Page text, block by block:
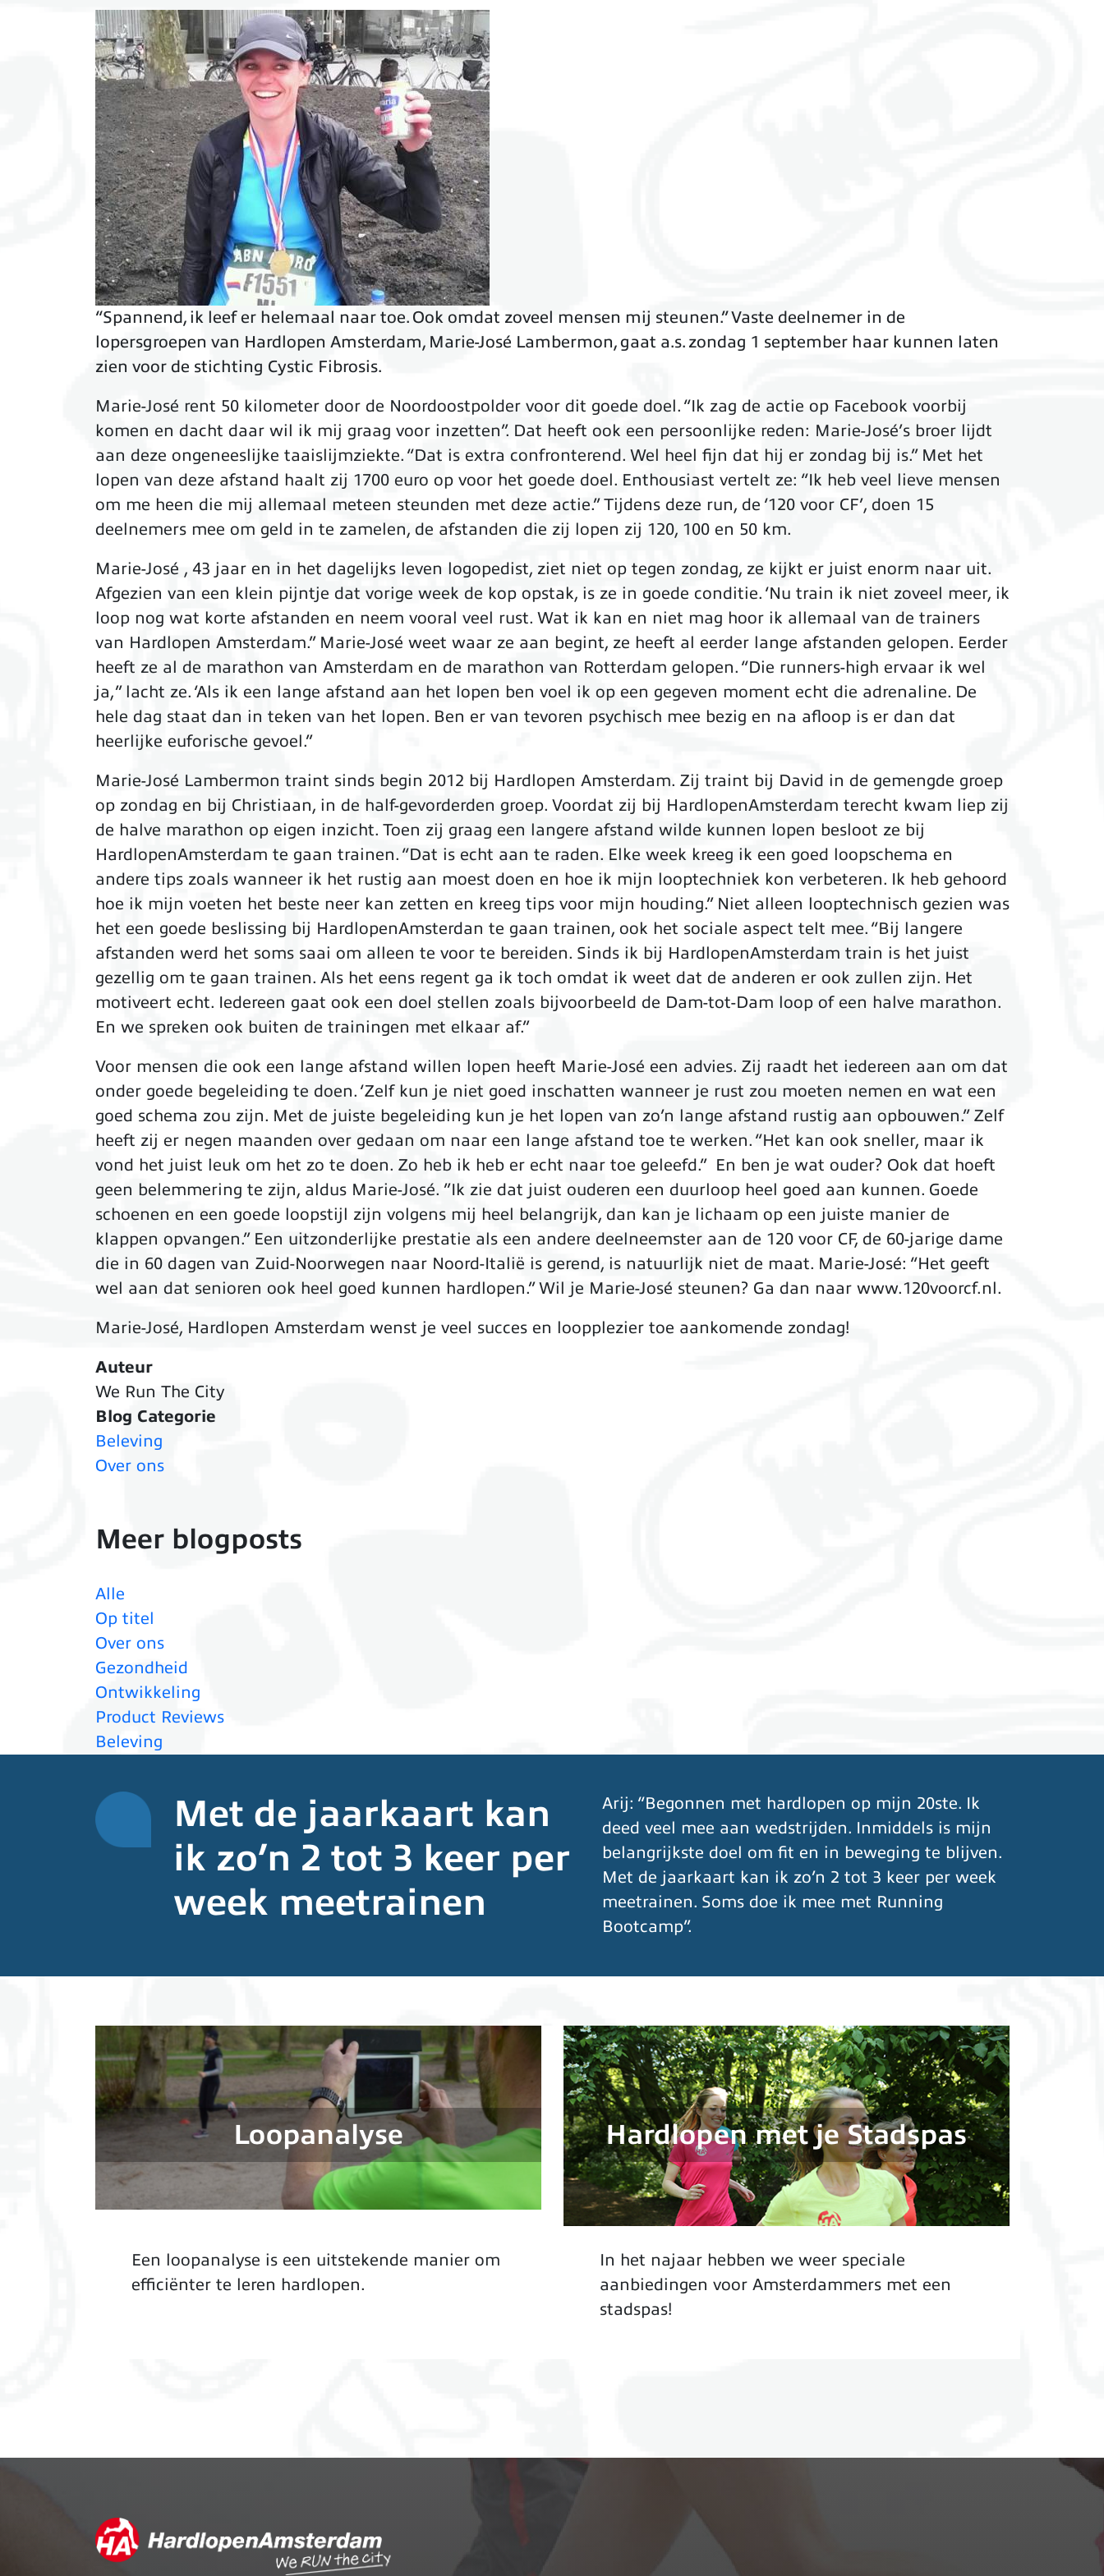
“Spannend, ik leef er helemaal naar toe. Ook omdat zoveel mensen mij steunen.” Vaste deelnemer in de
lopersgroepen van Hardlopen Amsterdam, Marie-José Lambermon, gaat a.s. zondag 1 september haar kunnen laten
zien voor de stichting Cystic Fibrosis.
Marie-José rent 50 kilometer door de Noordoostpolder voor dit goede doel. “Ik zag de actie op Facebook voorbij
komen en dacht daar wil ik mij graag voor inzetten”. Dat heeft ook een persoonlijke reden: Marie-José’s broer lijdt
aan deze ongeneeslijke taaislijmziekte. “Dat is extra confronterend. Wel heel fijn dat hij er zondag bij is.” Met het
lopen van deze afstand haalt zij 1700 euro op voor het goede doel. Enthousiast vertelt ze: “Ik heb veel lieve mensen
om me heen die mij allemaal meteen steunden met deze actie.” Tijdens deze run, de ‘120 voor CF’, doen 15
deelnemers mee om geld in te zamelen, de afstanden die zij lopen zij 120, 100 en 50 km.
Marie-José , 43 jaar en in het dagelijks leven logopedist, ziet niet op tegen zondag, ze kijkt er juist enorm naar uit.
Afgezien van een klein pijntje dat vorige week de kop opstak, is ze in goede conditie. ‘Nu train ik niet zoveel meer, ik
loop nog wat korte afstanden en neem vooral veel rust. Wat ik kan en niet mag hoor ik allemaal van de trainers
van Hardlopen Amsterdam.” Marie-José weet waar ze aan begint, ze heeft al eerder lange afstanden gelopen. Eerder
heeft ze al de marathon van Amsterdam en de marathon van Rotterdam gelopen. “Die runners-high ervaar ik wel
ja,” lacht ze. ‘Als ik een lange afstand aan het lopen ben voel ik op een gegeven moment echt die adrenaline. De
hele dag staat dan in teken van het lopen. Ben er van tevoren psychisch mee bezig en na afloop is er dan dat
heerlijke euforische gevoel.”
Marie-José Lambermon traint sinds begin 2012 bij Hardlopen Amsterdam. Zij traint bij David in de gemengde groep
op zondag en bij Christiaan, in de half-gevorderden groep. Voordat zij bij HardlopenAmsterdam terecht kwam liep zij
de halve marathon op eigen inzicht. Toen zij graag een langere afstand wilde kunnen lopen besloot ze bij
HardlopenAmsterdam te gaan trainen. “Dat is echt aan te raden. Elke week kreeg ik een goed loopschema en
andere tips zoals wanneer ik het rustig aan moest doen en hoe ik mijn looptechniek kon verbeteren. Ik heb gehoord
hoe ik mijn voeten het beste neer kan zetten en kreeg tips voor mijn houding.” Niet alleen looptechnisch gezien was
het een goede beslissing bij HardlopenAmsterdan te gaan trainen, ook het sociale aspect telt mee. “Bij langere
afstanden werd het soms saai om alleen te voor te bereiden. Sinds ik bij HardlopenAmsterdam train is het juist
gezellig om te gaan trainen. Als het eens regent ga ik toch omdat ik weet dat de anderen er ook zullen zijn. Het
motiveert echt. Iedereen gaat ook een doel stellen zoals bijvoorbeeld de Dam-tot-Dam loop of een halve marathon.
En we spreken ook buiten de trainingen met elkaar af.”
Voor mensen die ook een lange afstand willen lopen heeft Marie-José een advies. Zij raadt het iedereen aan om dat
onder goede begeleiding te doen. ‘Zelf kun je niet goed inschatten wanneer je rust zou moeten nemen en wat een
goed schema zou zijn. Met de juiste begeleiding kun je het lopen van zo’n lange afstand rustig aan opbouwen.” Zelf
heeft zij er negen maanden over gedaan om naar een lange afstand toe te werken. “Het kan ook sneller, maar ik
vond het juist leuk om het zo te doen. Zo heb ik heb er echt naar toe geleefd.” En ben je wat ouder? Ook dat hoeft
geen belemmering te zijn, aldus Marie-José. ”Ik zie dat juist ouderen een duurloop heel goed aan kunnen. Goede
schoenen en een goede loopstijl zijn volgens mij heel belangrijk, dan kan je lichaam op een juiste manier de
klappen opvangen.” Een uitzonderlijke prestatie als een andere deelneemster aan de 120 voor CF, de 60-jarige dame
die in 60 dagen van Zuid-Noorwegen naar Noord-Italië is gerend, is natuurlijk niet de maat. Marie-José: “Het geeft
wel aan dat senioren ook heel goed kunnen hardlopen.” Wil je Marie-José steunen? Ga dan naar www.120voorcf.nl.
Marie-José, Hardlopen Amsterdam wenst je veel succes en loopplezier toe aankomende zondag!
Auteur
We Run The City
Blog Categorie
Beleving
Over ons
Meer blogposts
Alle
Op titel
Over ons
Gezondheid
Ontwikkeling
Product Reviews
Beleving
Met de jaarkaart kan
ik zo’n 2 tot 3 keer per
week meetrainen
Arij: “Begonnen met hardlopen op mijn 20ste. Ik
deed veel mee aan wedstrijden. Inmiddels is mijn
belangrijkste doel om fit en in beweging te blijven.
Met de jaarkaart kan ik zo’n 2 tot 3 keer per week
meetrainen. Soms doe ik mee met Running
Bootcamp”.
Loopanalyse
Een loopanalyse is een uitstekende manier om
efficiënter te leren hardlopen.
Hardlopen met je Stadspas
In het najaar hebben we weer speciale
aanbiedingen voor Amsterdammers met een
stadspas!